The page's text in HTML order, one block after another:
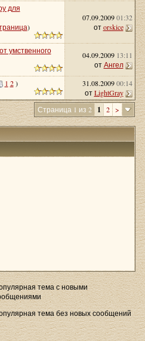
для
)
07.09.200901:32
отorskice
умственного
04.09.2009 13:11
отАнгел
1 2 )
31.08.200900:14
отLightGray
Страница 1 из 2
1 2 >
тема с новыми
тема без новых сообщений